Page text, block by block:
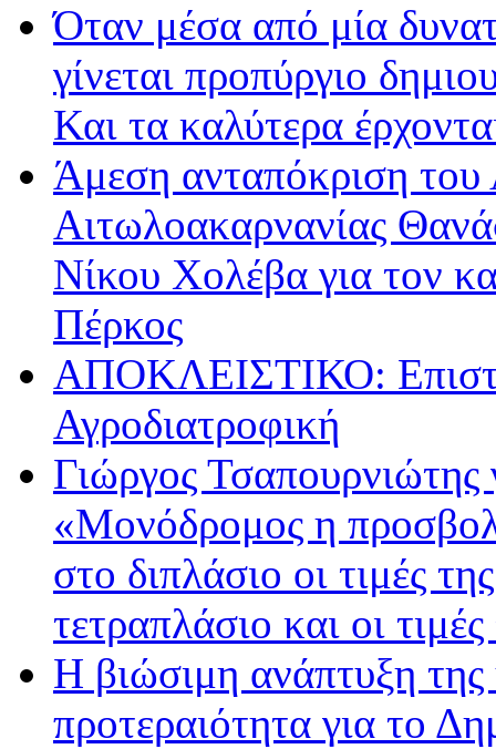
Όταν μέσα από μία
γίνεται προπύργιο
Και τα καλύτερα
Άμεση ανταπόκριση του
Αιτωλοακαρνανίας
Νίκου Χολέβα για τον
Πέρκος
ΑΠΟΚΛΕΙΣΤΙΚΟ:
Αγροδιατροφική
Γιώργος
«Μονόδρομος η
στο διπλάσιο οι τιμές
τετραπλάσιο και οι
Η βιώσιμη ανάπτυξη της
προτεραιότητα για το